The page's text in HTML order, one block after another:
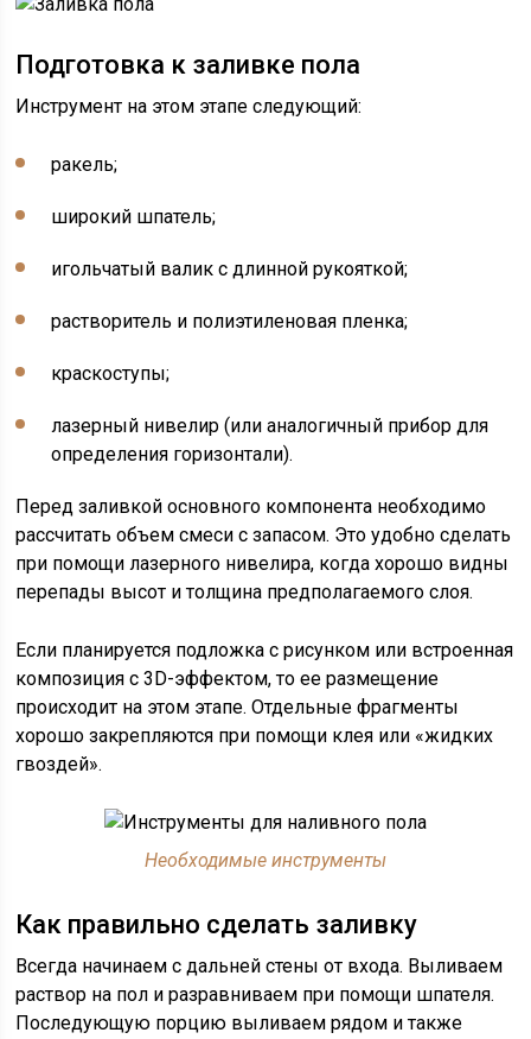
Подготовка к заливке пола
Инструмент на этом этапе следующий:
ракель;
широкий шпатель;
игольчатый валик с длинной рукояткой;
растворитель и полиэтиленовая пленка;
краскоступы;
лазерный нивелир (или аналогичный прибор для
определения горизонтали).
Перед заливкой основного компонента необходимо
рассчитать объем смеси с запасом. Это удобно сделать
при помощи лазерного нивелира, когда хорошо видны
перепады высот и толщина предполагаемого слоя.
Если планируется подложка с рисунком или встроенная
композиция с 3D-эффектом, то ее размещение
происходит на этом этапе. Отдельные фрагменты
хорошо закрепляются при помощи клея или «жидких
гвоздей».
Необходимые инструменты
Как правильно сделать заливку
Всегда начинаем с дальней стены от входа. Выливаем
раствор на пол и разравниваем при помощи шпателя.
Последующую порцию выливаем рядом и также